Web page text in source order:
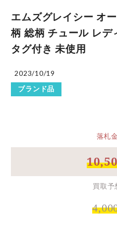
エムズグレイシー オ
柄 総柄 チュール レデ
タグ付き 未使用
2023/10/19
ブランド品
落札
買取予